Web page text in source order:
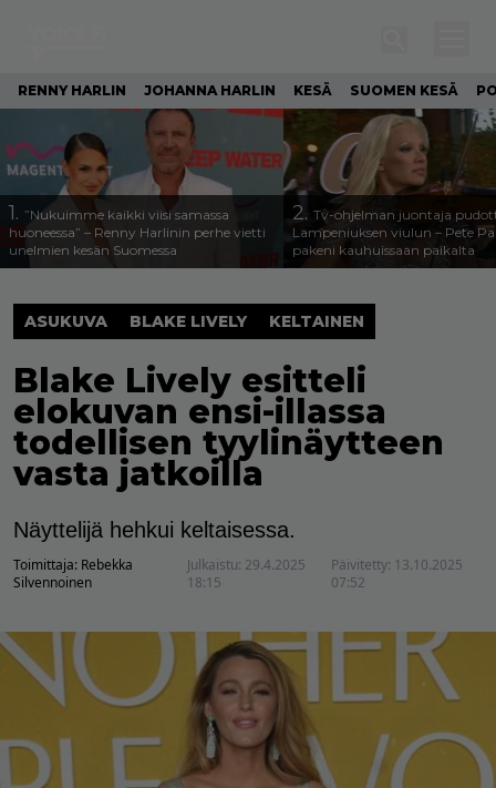
RENNY HARLIN JOHANNA HARLIN KESÄ SUOMEN KESÄ
1. ”Nukuimme kaikki viisi samassa
huoneessa” – Renny Harlinin perhe vietti
unelmien kesän Suomessa
2. Tv-ohjelman juontaja
Lampeniuksen viulun – Pete
pakeni kauhuissaan paikalta
ASUKUVA BLAKE LIVELY KELTAINEN
Blake Lively esitteli
elokuvan ensi-illassa
todellisen tyylinäytteen
vasta jatkoilla
Näyttelijä hehkui keltaisessa.
Toimittaja: Rebekka
Silvennoinen
Julkaistu: 29.4.2025
18:15
Päivitetty: 13.10.2025
07:52